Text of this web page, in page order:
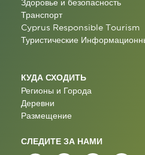
Здоровье и безопасность
Транспорт
Cyprus Responsible Tourism
Туристические
КУДА СХОДИТЬ
Регионы и Города
Деревни
Размещение
СЛЕДИТЕ ЗА НАМИ